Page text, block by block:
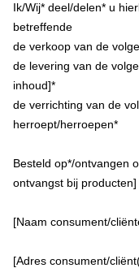
Ik/Wij* deel/delen* u
betreffende
de verkoop van de
de levering van de
inhoud]*
de verrichting van de
herroept/herroepen*
Besteld op*/ontvangen
ontvangst bij producten]
[Naam consument/
[Adres consument/